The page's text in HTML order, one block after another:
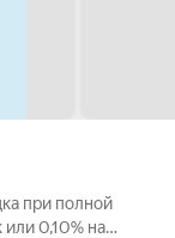
при полной
или 0,10% на